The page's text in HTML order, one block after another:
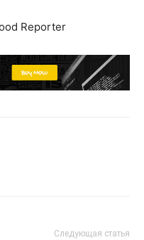
Reporter
Следующая статья